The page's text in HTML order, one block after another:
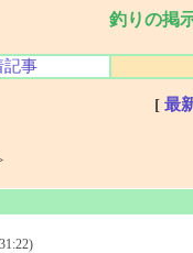
釣りの掲
記事
[ 最